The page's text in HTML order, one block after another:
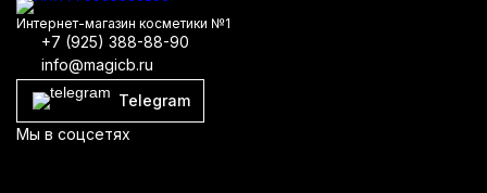
Интернет-магазин косметики №1
+7 (925) 388-88-90
info@magicb.ru
Telegram
Мы в соцсетях